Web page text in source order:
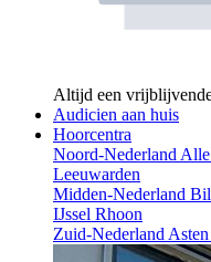
Altijd een
Audicien aan huis
Hoorcentra
Noord-NederlandAlle
Leeuwarden
Midden-Nederland
IJssel Rhoon
Zuid-NederlandAsten